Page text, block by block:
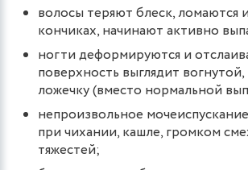
волосы теряют блеск, ломаются
кончиках, начинают активно
ногти деформируются и
поверхность выглядит
ложечку (вместо нормальной
непроизвольное
при чихании, кашле, громком
тяжестей;